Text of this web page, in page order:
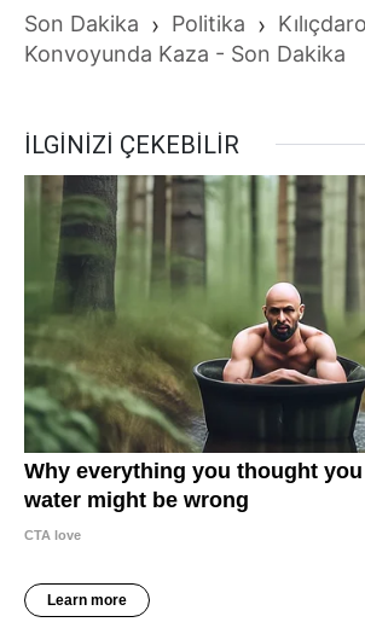
Son Dakika › Politika ›
Konvoyunda Kaza - Son Dakika